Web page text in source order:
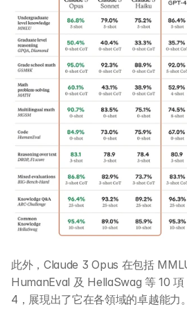
此外，Claude 3 Opus 在包括
HumanEval 及 HellaSwag 等 10
4，展現出了它在各領域的卓越能力